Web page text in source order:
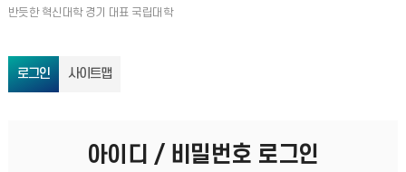
로그인 사이트맵
아이디 / 비밀번호 로그인